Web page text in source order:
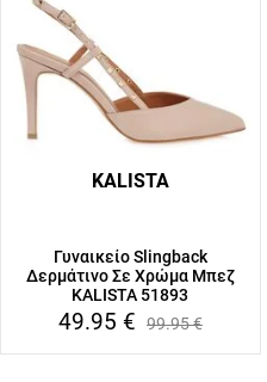
KALISTA
Γυναικείο Slingback
Δερμάτινο Σε Χρώμα Μπεζ
KALISTA 51893
49.95 € 99.95€